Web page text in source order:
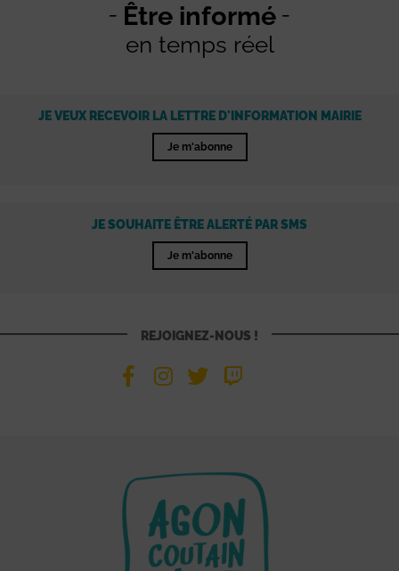
Être informé
en temps réel
JE VEUX RECEVOIR LA LETTRE D'INFORMATION MAIRIE
Je m'abonne
JE SOUHAITE ÊTRE ALERTÉ PAR SMS
Je m'abonne
REJOIGNEZ-NOUS !